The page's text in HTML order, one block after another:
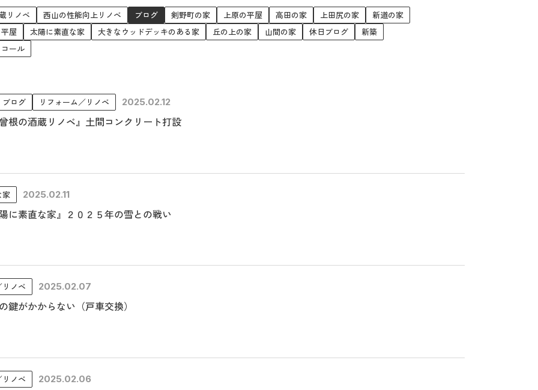
リノベ 西山の性能向上リノベ ブログ 剣野町の家 上原の平屋 高田の家 上田尻の家
新道の家
屋
太陽に素直な家 大きなウッドデッキのある家 丘の上の家 山間の家 休日ブログ
新築
ール
ブログ リフォーム／リノベ 2025.02.12
根の酒蔵リノベ』土間コンクリート打設
家 2025.02.11
に素直な家』２０２５年の雪との戦い
ノベ 2025.02.07
鍵がかからない（戸車交換）
ノベ 2025.02.06